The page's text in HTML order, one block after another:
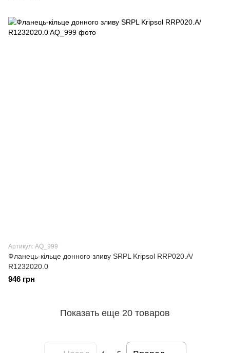
Артикул: AQ_999
Фланець-кільце донного зливу SRPL Kripsol RRP020.A/
R1232020.0
946 грн
Показать еще 20 товаров